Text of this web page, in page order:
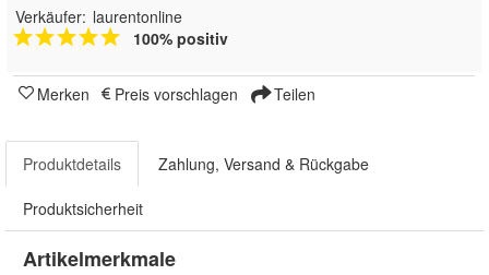
Verkäufer: laurentonline
100% positiv
Merken Preis vorschlagen Teilen
Produktdetails Zahlung, Versand & Rückgabe
Produktsicherheit
Artikelmerkmale